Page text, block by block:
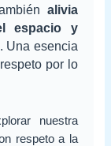
alivia
espacio y
. Una esencia
por lo
nuestra
respeto a la